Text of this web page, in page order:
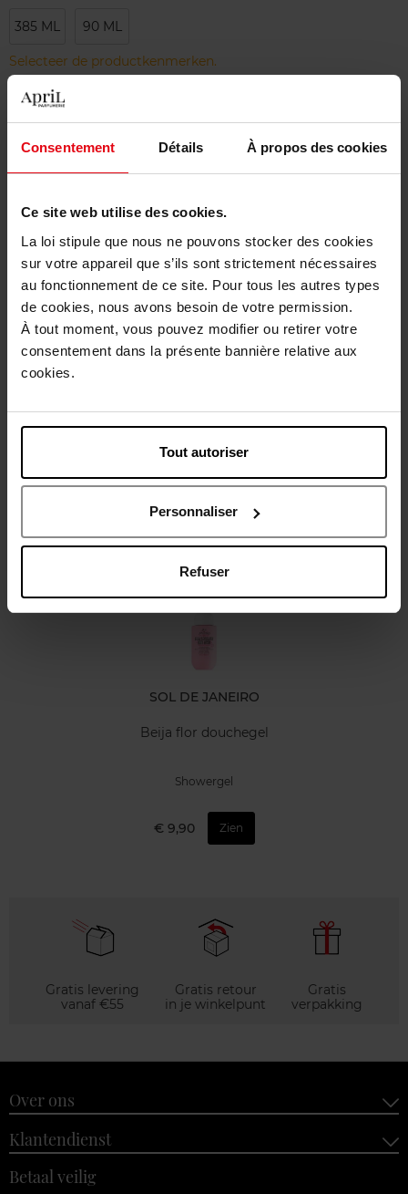
Consentement Détails À propos des cookies
Ce site web utilise des cookies.
La loi stipule que nous ne pouvons stocker des cookies
sur votre appareil que s’ils sont strictement nécessaires
au fonctionnement de ce site. Pour tous les autres types
de cookies, nous avons besoin de votre permission.
À tout moment, vous pouvez modifier ou retirer votre
consentement dans la présente bannière relative aux
cookies.
Tout autoriser
Personnaliser
Refuser
385 ML 90 ML
Selecteer de productkenmerken.
Bestel nu!
Gratis levering bij aankoop van min. 55€
Gratis verpakking
Beschrijving
Nog iets vergeten ?
SOL DE JANEIRO
Beija flor douchegel
Showergel
€ 9,90 Zien
Gratis levering
vanaf €55
Gratis retour
in je winkelpunt
Gratis
verpakking
Over ons
Klantendienst
Betaal veilig